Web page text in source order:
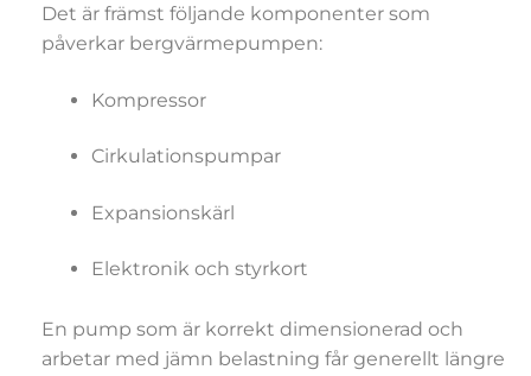
Det är främst följande komponenter som
påverkar bergvärmepumpen:
Kompressor
Cirkulationspumpar
Expansionskärl
Elektronik och styrkort
En pump som är korrekt dimensionerad och
arbetar med jämn belastning får generellt längre